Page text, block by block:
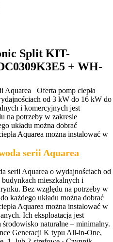
Split KIT-
+ WH-
Aquarea Oferta pomp ciepła
od 3 kW do 16 kW do
i komercyjnych jest
na potrzeby w zakresie
układu można dobrać
Aquarea można instalować w
serii Aquarea
serii Aquarea o wydajnościach od
mieszkalnych i
Bez względu na potrzeby w
każdego układu można dobrać
Aquarea można instalować w
Ich eksploatacja jest
naturalne – minimalny.
Generacji K typu All-in-One,